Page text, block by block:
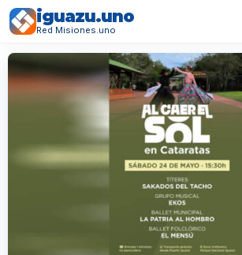
iguazu.uno
Red Misiones.uno